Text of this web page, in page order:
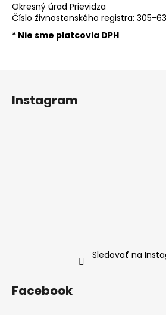
Okresný úrad Prievidza
Číslo živnostenského registra: 305-
* Nie sme platcovia DPH
MIKROVLÁKNO
40X40
Instagram
Sledovať na
Facebook